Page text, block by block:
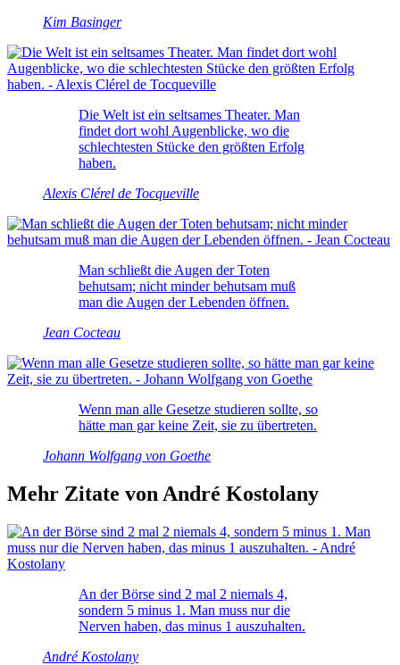
Kim Basinger
Die Welt ist ein seltsames Theater. Man
findet dort wohl Augenblicke, wo die
schlechtesten Stücke den größten Erfolg
haben.
Alexis Clérel de Tocqueville
Man schließt die Augen der Toten
behutsam; nicht minder behutsam muß
man die Augen der Lebenden öffnen.
Jean Cocteau
Wenn man alle Gesetze studieren sollte, so
hätte man gar keine Zeit, sie zu übertreten.
Johann Wolfgang von Goethe
Mehr Zitate von André Kostolany
An der Börse sind 2 mal 2 niemals 4,
sondern 5 minus 1. Man muss nur die
Nerven haben, das minus 1 auszuhalten.
André Kostolany